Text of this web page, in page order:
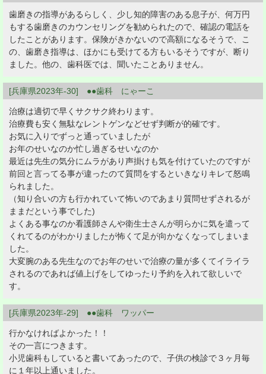
歯磨きの指導があるらしく、少し知的障害のある息子が、何万円
もする歯磨きのカウンセリングを勧められたので、確認の電話を
したことがあります。保険がきかないので高額になるそうで、こ
の、歯磨き指導は、ほかにも受けてる方もいるそうですが、断り
ました。他の、歯科医では、聞いたことありません。
[兵庫県2023年-30] ●●歯科 にゃーこ
治療は適切で早くサクサク終わります。
治療費も安く無駄なレントゲンなどせず判断が的確です。
お気に入りでずっと通っていましたが
お年のせいなのか忙し過ぎるせいなのか
最近は先生の気分にムラがあり声掛けも気を付けていたのですが
前回と言ってる事が違ったのて質問をするといきなりキレて怒鳴
られました。
（知り合いの方も行かれていて怖いのであまり質問せずされるが
ままだという事でした)
よくある事なのか看護師さんや衛生士さんが明らかに気を遣って
くれてるのがわかりましたが怖くて足が向かなくなってしまいま
した。
大変腕のある先生なのでお年のせいで治療の量が多くてイライラ
されるのであれば値上げをしてゆったり予約を入れて欲しいで
す。
[兵庫県2023年-29] ●●歯科 ワッパー
行かなければよかった！！
その一言につきます。
小児歯科もしていると書いてあったので、子供の検診で３ヶ月毎
に１年以上通いました。